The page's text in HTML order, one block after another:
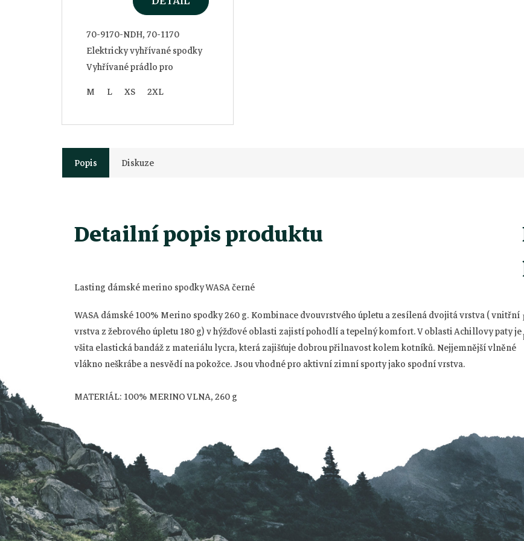
70-9170-NDH, 70-1170
Elektricky vyhřívané spodky
Vyhřívané prádlo pro
M L XS 2XL
Popis Diskuze
Detailní popis produktu
Lasting dámské merino spodky WASA černé
WASA dámské 100% Merino spodky 260 g. Kombinace dvouvrstvého úpletu a zesílená dvojitá vrstva ( vnitřní
vrstva z žebrového úpletu 180 g) v hýžďové oblasti zajistí pohodlí a tepelný komfort. V oblasti Achillovy paty je
všita elastická bandáž z materiálu lycra, která zajišťuje dobrou přilnavost kolem kotníků. Nejjemnější vlněné
vlákno neškrábe a nesvědí na pokožce. Jsou vhodné pro aktivní zimní sporty jako spodní vrstva.
MATERIÁL: 100% MERINO VLNA, 260 g
p
a
t
í